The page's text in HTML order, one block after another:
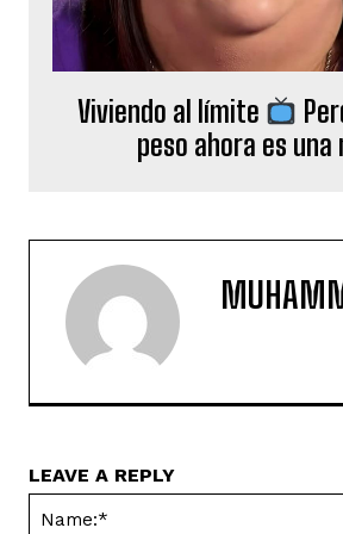
Viviendo al límite
peso ahora es una
LEAVE A REPLY